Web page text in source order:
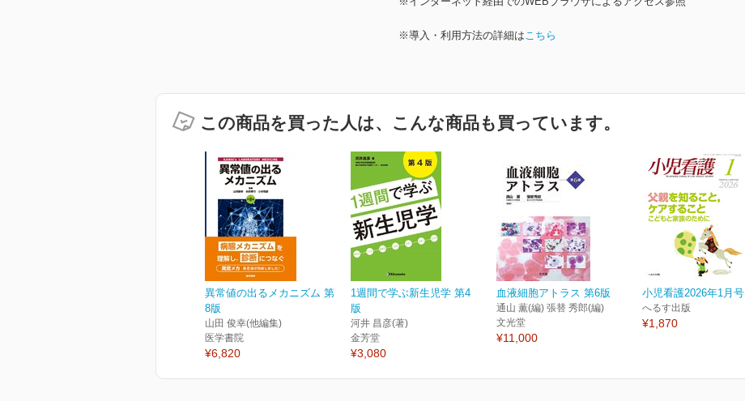
※導入・利用方法の詳細はこちら
この商品を買った人は、こんな商品も買っています。
異常値の出るメカニズム 第
8版
山田 俊幸(他編集)
医学書院
¥6,820
1週間で学ぶ新生児学 第4
版
河井 昌彦(著)
金芳堂
¥3,080
血液細胞アトラス 第6版
通山 薫(編) 張替 秀郎(編)
文光堂
¥11,000
小児看護2026年1月号
へるす出版
¥1,870